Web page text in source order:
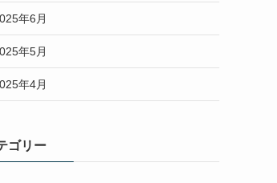
年6月
年5月
年4月
ゴリー